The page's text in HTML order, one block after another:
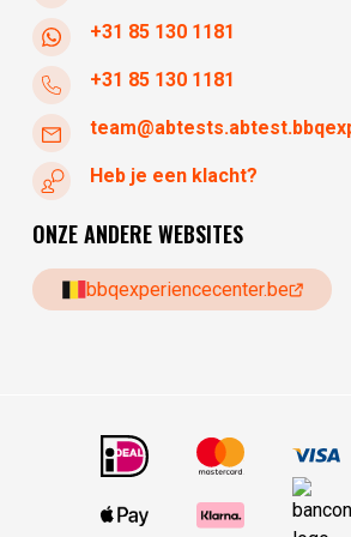
+31 85 130 1181
+31 85 130 1181
Heb je een klacht?
ONZE ANDERE WEBSITES
bbqexperiencecenter.be